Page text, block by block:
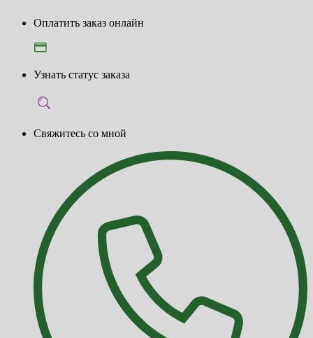
Оплатить заказ онлайн
Узнать статус заказа
Свяжитесь со мной